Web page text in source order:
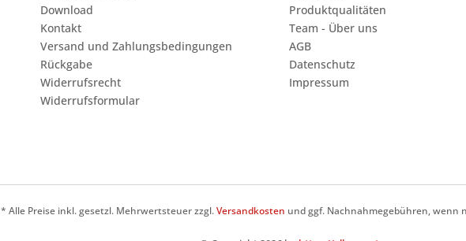
Download
Kontakt
Versand und Zahlungsbedingungen
Rückgabe
Widerrufsrecht
Widerrufsformular
Produktqualitäten
Team - Über uns
AGB
Datenschutz
Impressum
* Alle Preise inkl. gesetzl. Mehrwertsteuer zzgl.Versandkosten und ggf. Nachnahmegebühren, wenn